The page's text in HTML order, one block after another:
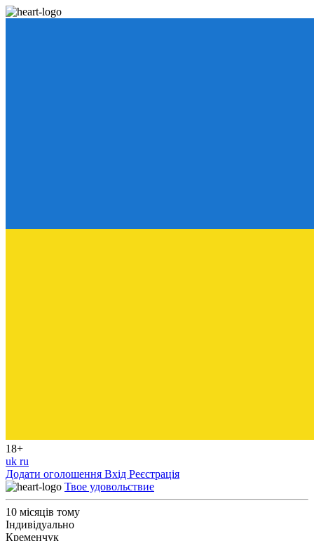
18+
uk ru
Додати оголошення Вхід Реєстрація
Твое удовольствие
10 місяців тому
Індивідуально
Кременчук